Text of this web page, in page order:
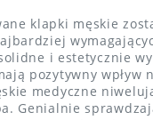
klapki męskie
i estetycznie
pozytywny wpływ
medyczne
Genialnie